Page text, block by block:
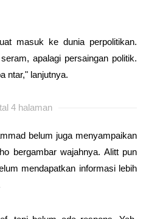
masuk ke dunia perpolitikan.
apalagi persaingan politik.
ntar," lanjutnya.
4 halaman
belum juga menyampaikan
bergambar wajahnya. Alitt pun
mendapatkan informasi lebih